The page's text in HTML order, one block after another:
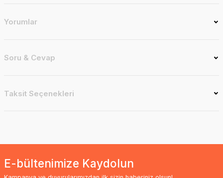
Yorumlar
Soru & Cevap
Taksit Seçenekleri
E-bültenimize Kaydolun